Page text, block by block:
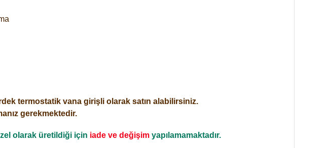
termostatik vana girişli olarak satın alabilirsiniz.
gerekmektedir.
olarak üretildiği için iade ve değişim yapılamamaktadır.